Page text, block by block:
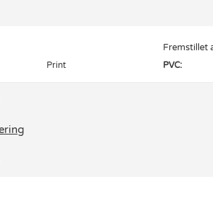
Print
Fremstillet
PVC: